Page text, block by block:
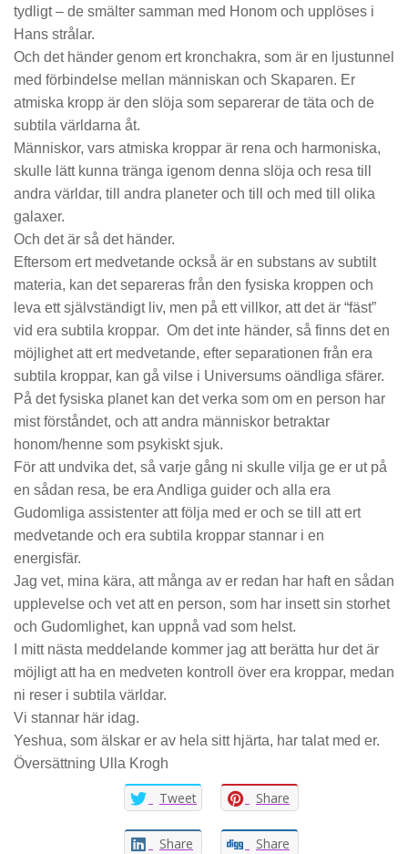
tydligt – de smälter samman med Honom och upplöses i
Hans strålar.
Och det händer genom ert kronchakra, som är en ljustunnel
med förbindelse mellan människan och Skaparen. Er
atmiska kropp är den slöja som separerar de täta och de
subtila världarna åt.
Människor, vars atmiska kroppar är rena och harmoniska,
skulle lätt kunna tränga igenom denna slöja och resa till
andra världar, till andra planeter och till och med till olika
galaxer.
Och det är så det händer.
Eftersom ert medvetande också är en substans av subtilt
materia, kan det separeras från den fysiska kroppen och
leva ett självständigt liv, men på ett villkor, att det är “fäst”
vid era subtila kroppar. Om det inte händer, så finns det en
möjlighet att ert medvetande, efter separationen från era
subtila kroppar, kan gå vilse i Universums oändliga sfärer.
På det fysiska planet kan det verka som om en person har
mist förståndet, och att andra människor betraktar
honom/henne som psykiskt sjuk.
För att undvika det, så varje gång ni skulle vilja ge er ut på
en sådan resa, be era Andliga guider och alla era
Gudomliga assistenter att följa med er och se till att ert
medvetande och era subtila kroppar stannar i en
energisfär.
Jag vet, mina kära, att många av er redan har haft en sådan
upplevelse och vet att en person, som har insett sin storhet
och Gudomlighet, kan uppnå vad som helst.
I mitt nästa meddelande kommer jag att berätta hur det är
möjligt att ha en medveten kontroll över era kroppar, medan
ni reser i subtila världar.
Vi stannar här idag.
Yeshua, som älskar er av hela sitt hjärta, har talat med er.
Översättning Ulla Krogh
Tweet Share
Share Share